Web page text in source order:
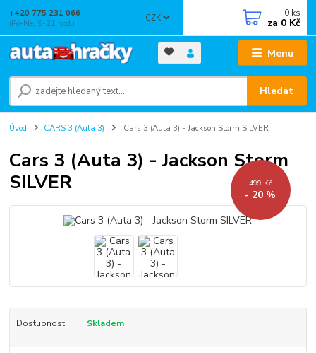
Menu
CZK
Hledat
+420 775 231 066
(Po-Ne, 9-21 hod.)
0 ks
za 0 Kč
Úvod CARS 3 (Auta 3) Cars 3 (Auta 3) - Jackson Storm SILVER
Cars 3 (Auta 3) - Jackson Storm
SILVER
499 Kč
- 20 %
Dostupnost Skladem